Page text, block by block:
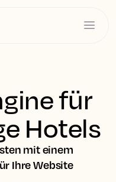
für
Hotels
mit einem
Ihre Website